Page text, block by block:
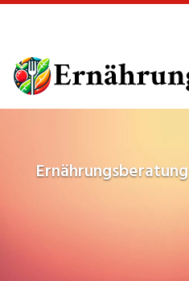
main
content
Ernährungsberatung